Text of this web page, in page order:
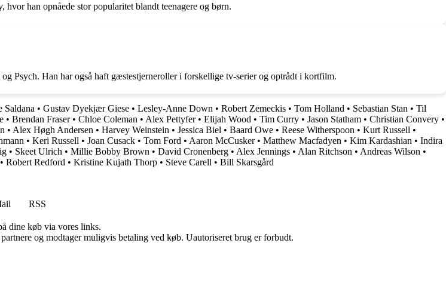
han opnåede stor popularitet blandt teenagere og børn.
Psych. Han har også haft gæstestjerneroller i forskellige tv-serier og optrådt i kortfilm.
Saldana • Gustav Dyekjær Giese • Lesley-Anne Down • Robert Zemeckis • Tom Holland • Sebastian Stan • Til
• Brendan Fraser• Chloe Coleman • Alex Pettyfer• Elijah Wood • Tim Curry • Jason Statham • Christian Convery •
• Alex Høgh Andersen • Harvey Weinstein • Jessica Biel • Baard Owe • Reese Witherspoon • Kurt Russell •
• Keri Russell • Joan Cusack • Tom Ford • Aaron McCusker• Matthew Macfadyen • Kim Kardashian • Indira
• Skeet Ulrich • Millie Bobby Brown • David Cronenberg • Alex Jennings • Alan Ritchson • Andreas Wilson •
Robert Redford • Kristine Kujath Thorp • Steve Carell • Bill Skarsgård
RSS
dine køb via vores links.
og modtager muligvis betaling ved køb. Uautoriseret brug er forbudt.